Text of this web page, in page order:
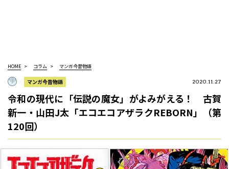
HOME コラム マンガ今昔物語
マンガ今昔物語 2020.11.27
令和の現代に「伝説の魔女」がよみがえる！ 古賀
新一・山田J太「エコエコアザラクREBORN」（第
120回）